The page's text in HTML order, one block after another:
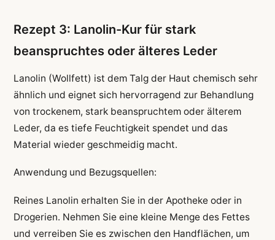
Rezept 3: Lanolin-Kur für stark
beanspruchtes oder älteres Leder
Lanolin (Wollfett) ist dem Talg der Haut chemisch sehr
ähnlich und eignet sich hervorragend zur Behandlung
von trockenem, stark beanspruchtem oder älterem
Leder, da es tiefe Feuchtigkeit spendet und das
Material wieder geschmeidig macht.
Anwendung und Bezugsquellen:
Reines Lanolin erhalten Sie in der Apotheke oder in
Drogerien. Nehmen Sie eine kleine Menge des Fettes
und verreiben Sie es zwischen den Handflächen, um